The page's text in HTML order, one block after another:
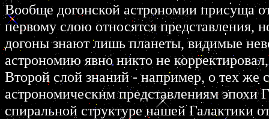
Вообще догонской астрономии присуща
первому слою относятся представления,
догоны знают лишь планеты, видимые
астрономию явно никто не
Второй слой знаний - например, о тех же
астрономическим представлениям эпохи
спиральной структуре нашей Галактики